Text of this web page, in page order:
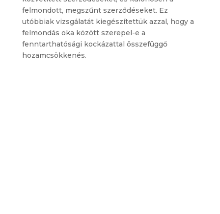
felmondott, megszűnt szerződéseket. Ez
utóbbiak vizsgálatát kiegészítettük azzal, hogy a
felmondás oka között szerepel-e a
fenntarthatósági kockázattal összefüggő
hozamcsökkenés.